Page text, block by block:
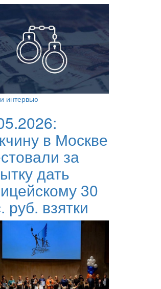
интервью
в Москве
за
дать
30
руб. взятки